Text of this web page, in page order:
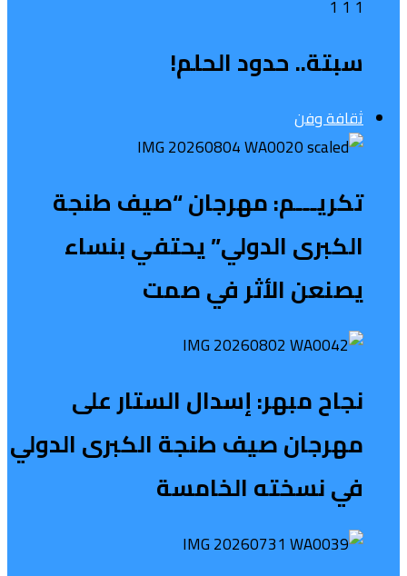
سبتة.. حدود الحلم!
ثقافة وفن
تكريـــم: مهرجان “صيف طنجة
الكبرى الدولي” يحتفي بنساء
يصنعن الأثر في صمت
نجاح مبهر: إسدال الستار على
مهرجان صيف طنجة الكبرى الدولي
في نسخته الخامسة